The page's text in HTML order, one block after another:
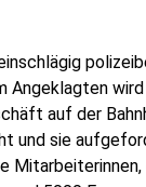
Angeklagten
auf der
und sie